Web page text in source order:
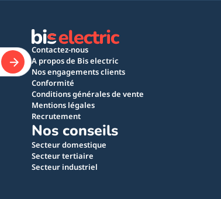
Contactez-nous
A propos de Bis electric
Nos engagements clients
Conformité
Conditions générales de vente
Mentions légales
Recrutement
Nos conseils
Secteur domestique
Secteur tertiaire
Secteur industriel